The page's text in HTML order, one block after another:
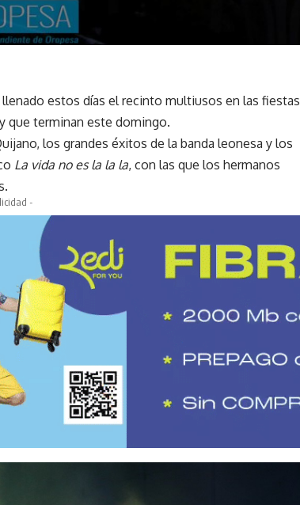
estos días el recinto multiusos en las fiestas
que terminan este domingo.
los grandes éxitos de la banda leonesa y los
La vida no es la la la, con las que los hermanos
-